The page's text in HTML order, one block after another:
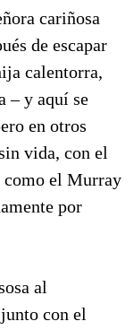
cariñosa
de escapar
calentorra,
– y aquí se
en otros
vida, con el
como el Murray
por
al
con el